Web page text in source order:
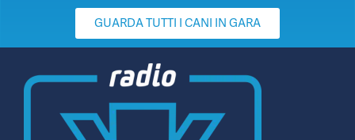
GUARDA TUTTI I CANI IN GARA